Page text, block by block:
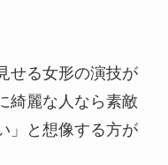
せる女形の演技が
綺麗な人なら素敵
」と想像する方が